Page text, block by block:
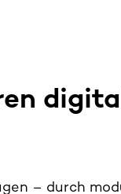
– durch